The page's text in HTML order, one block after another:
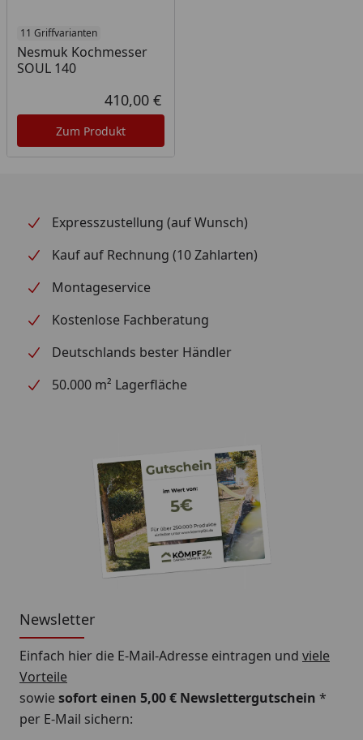
11 Griffvarianten
Nesmuk Kochmesser
SOUL 140
Aktueller Preis
410,00 €
Zum Produkt
Expresszustellung (auf Wunsch)
Kauf auf Rechnung (10 Zahlarten)
Montageservice
Kostenlose Fachberatung
Deutschlands bester Händler
50.000 m² Lagerfläche
Newsletter
Einfach hier die E-Mail-Adresse eintragen und viele
Vorteile
sowiesofort einen 5,00 € Newslettergutschein *
per E-Mail sichern: